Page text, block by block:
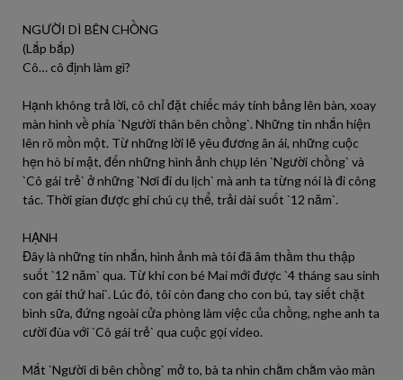
NGƯỜI DÌ BÊN CHỒNG
(Lắp bắp)
Cô… cô định làm gì?
Hạnh không trả lời, cô chỉ đặt chiếc máy tính bảng lên bàn, xoay
màn hình về phía `Người thân bên chồng`. Những tin nhắn hiện
lên rõ mồn một. Từ những lời lẽ yêu đương ân ái, những cuộc
hẹn hò bí mật, đến những hình ảnh chụp lén `Người chồng` và
`Cô gái trẻ` ở những `Nơi đi du lịch` mà anh ta từng nói là đi công
tác. Thời gian được ghi chú cụ thể, trải dài suốt `12 năm`.
HẠNH
Đây là những tin nhắn, hình ảnh mà tôi đã âm thầm thu thập
suốt `12 năm` qua. Từ khi con bé Mai mới được `4 tháng sau sinh
con gái thứ hai`. Lúc đó, tôi còn đang cho con bú, tay siết chặt
bình sữa, đứng ngoài cửa phòng làm việc của chồng, nghe anh ta
cười đùa với `Cô gái trẻ` qua cuộc gọi video.
Mắt `Người dì bên chồng` mở to, bà ta nhìn chằm chằm vào màn